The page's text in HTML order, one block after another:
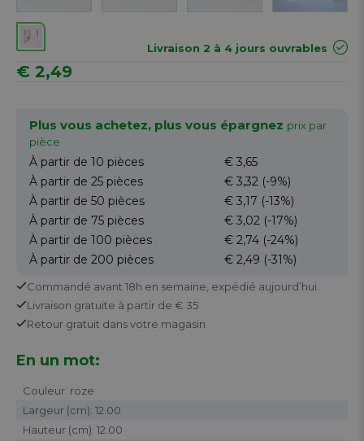
Livraison 2 à 4 jours ouvrables
€ 2,49
Plus vous achetez, plus vous épargnez prix par
pièce
À partir de 10 pièces
€ 3,65
À partir de 25 pièces € 3,32 (-9%)
À partir de 50 pièces € 3,17 (-13%)
À partir de 75 pièces € 3,02 (-17%)
À partir de 100 pièces € 2,74 (-24%)
À partir de 200 pièces € 2,49 (-31%)
Commandé avant 18h en semaine, expédié aujourd’hui.
Livraison gratuite à partir de € 35
Retour gratuit dans votre magasin
En un mot:
Couleur: roze
Largeur (cm): 12.00
Hauteur (cm): 12.00